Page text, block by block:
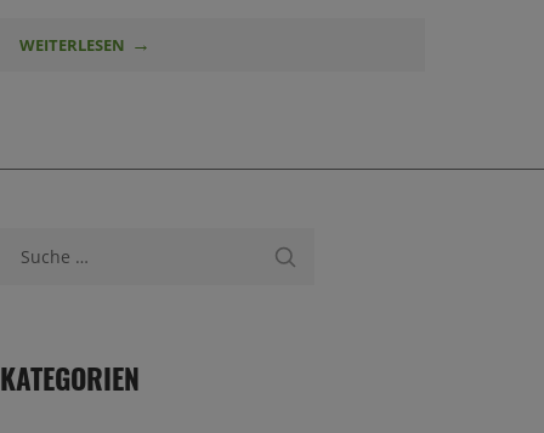
WEITERLESEN
KATEGORIEN